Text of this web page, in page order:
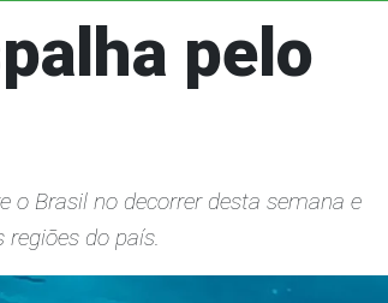
pelo
o Brasil no decorrer desta semana e
do país.